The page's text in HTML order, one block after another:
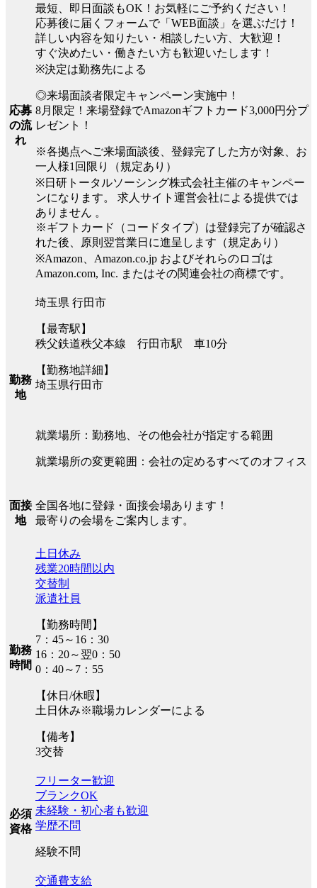
応募
の流
れ
最短、即日面談もOK！お気軽にご予約ください！
応募後に届くフォームで「WEB面談」を選ぶだけ！
詳しい内容を知りたい・相談したい方、大歓迎！
すぐ決めたい・働きたい方も歓迎いたします！
※決定は勤務先による
◎来場面談者限定キャンペーン実施中！
8月限定！来場登録でAmazonギフトカード3,000円分プ
レゼント！
※各拠点へご来場面談後、登録完了した方が対象、お
一人様1回限り（規定あり）
※日研トータルソーシング株式会社主催のキャンペー
ンになります。 求人サイト運営会社による提供では
ありません 。
※ギフトカード（コードタイプ）は登録完了が確認さ
れた後、原則翌営業日に進呈します（規定あり）
※Amazon、Amazon.co.jp およびそれらのロゴは
Amazon.com, Inc. またはその関連会社の商標です。
勤務
地
埼玉県 行田市
【最寄駅】
秩父鉄道秩父本線 行田市駅 車10分
【勤務地詳細】
埼玉県行田市
就業場所：勤務地、その他会社が指定する範囲
就業場所の変更範囲：会社の定めるすべてのオフィス
面接
地
全国各地に登録・面接会場あります！
最寄りの会場をご案内します。
勤務
時間
土日休み
残業20時間以内
交替制
派遣社員
【勤務時間】
7：45～16：30
16：20～翌0：50
0：40～7：55
【休日/休暇】
土日休み※職場カレンダーによる
【備考】
3交替
必須
資格
フリーター歓迎
ブランクOK
未経験・初心者も歓迎
学歴不問
経験不問
交通費支給